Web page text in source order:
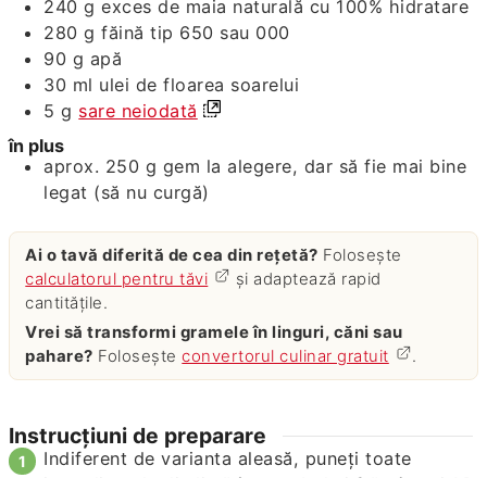
240 gexces de maia naturală cu 100% hidratare
280g făină tip 650 sau 000
90 g apă
30 ml ulei de floarea soarelui
5 g sare neiodată
în plus
aprox. 250 g gem la alegere, dar să fie mai bine
legat (să nu curgă)
Ai o tavă diferită de cea din rețetă? Folosește
calculatorul pentru tăvi
și adaptează rapid
cantitățile.
Vrei să transformi gramele în linguri, căni sau
pahare? Foloseșteconvertorul culinar gratuit .
Instrucțiuni de preparare
Indiferent de varianta aleasă, puneți toate